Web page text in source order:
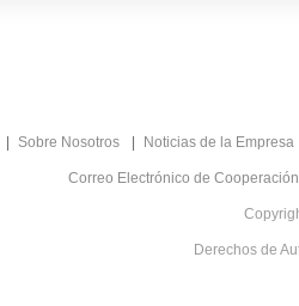
Sobre Nosotros Noticias de la Empresa
Correo Electrónico de
Derechos de